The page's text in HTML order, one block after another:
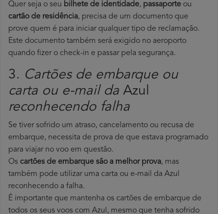
Quer seja o seu bilhete de identidade, passaporte ou
cartão de residência, precisa de um documento que
prove quem é para iniciar qualquer tipo de reclamação.
Este documento também será exigido no aeroporto
quando fizer o check-in e passar pela segurança.
3. Cartões de embarque ou
carta ou e-mail da Azul
reconhecendo falha
Se tiver sofrido um atraso, cancelamento ou recusa de
embarque, necessita de prova de que estava programado
para viajar no voo em questão.
Os cartões de embarque são a melhor prova, mas
também pode utilizar uma carta ou e-mail da Azul
reconhecendo a falha.
É importante que mantenha os cartões de embarque de
todos os seus voos com Azul, mesmo que tenha sofrido